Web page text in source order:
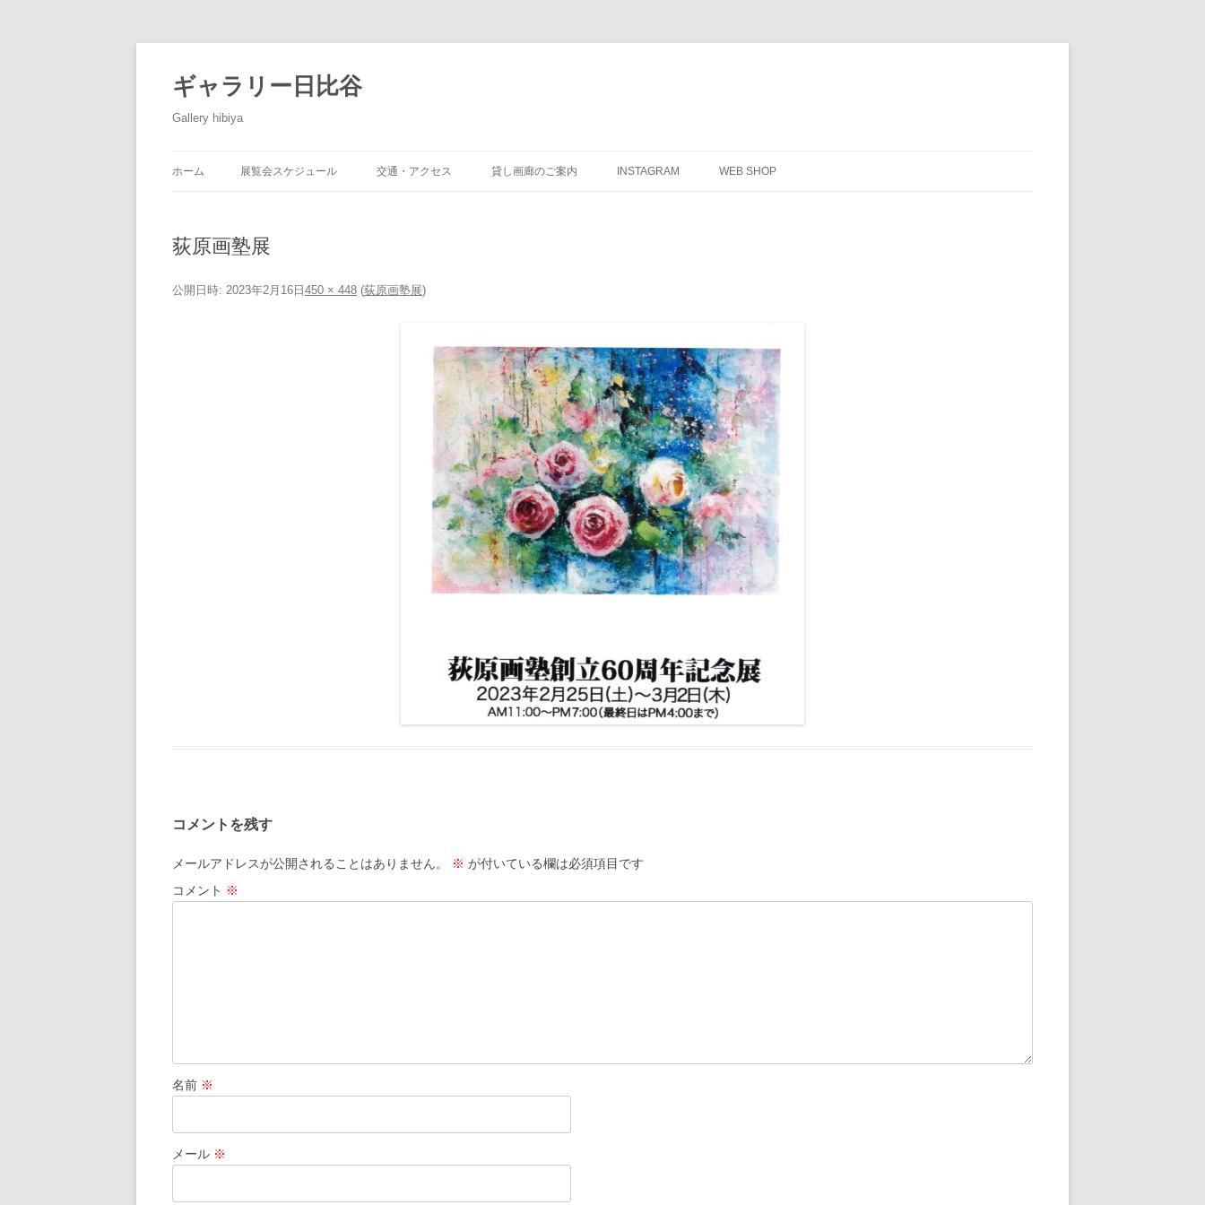
テ
ン
ツ
へ
ス
ギャラリー日比谷
Gallery hibiya
ホーム 展覧会スケジュール 交通・アクセス 貸し画廊のご案内 INSTAGRAM WEB SHOP
荻原画塾展
公開日時: 2023年2月16日 450 × 448 (荻原画塾展)
コメントを残す
メールアドレスが公開されることはありません。 ※ が付いている欄は必須項目です
コメント ※
名前 ※
メール ※